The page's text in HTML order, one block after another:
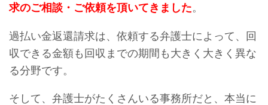
求のご相談・ご依頼を頂いてきました。
過払い金返還請求は、依頼する弁護士によって、回
収できる金額も回収までの期間も大きく大きく異な
る分野です。
そして、弁護士がたくさんいる事務所だと、本当に